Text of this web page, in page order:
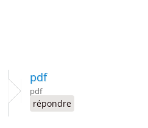
pdf
pdf
répondre